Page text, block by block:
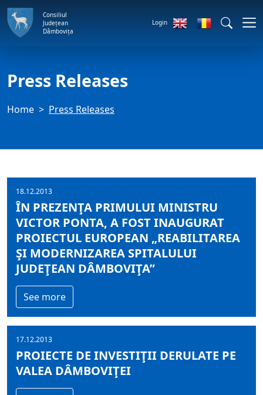
Consiliul
Județean
Dâmbovița
Login
Press Releases
Home Press Releases
18.12.2013
ÎN PREZENŢA PRIMULUI MINISTRU
VICTOR PONTA, A FOST INAUGURAT
PROIECTUL EUROPEAN „REABILITAREA
ŞI MODERNIZAREA SPITALULUI
JUDEŢEAN DÂMBOVIŢA”
See more
17.12.2013
PROIECTE DE INVESTIŢII DERULATE PE
VALEA DÂMBOVIŢEI